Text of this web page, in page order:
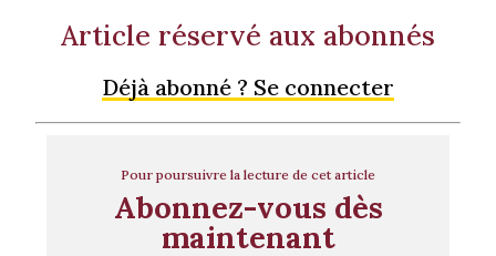
Article réservé aux abonnés
Déjà abonné ? Se connecter
Pour poursuivre la lecture de cet article
Abonnez-vous dès
maintenant